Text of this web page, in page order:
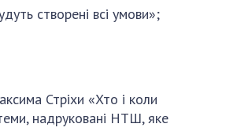
МЕДІА ПРО НАС
КОНТАКТИ
створені всі умови»;
Стріхи «Хто і коли
надруковані НТШ, яке